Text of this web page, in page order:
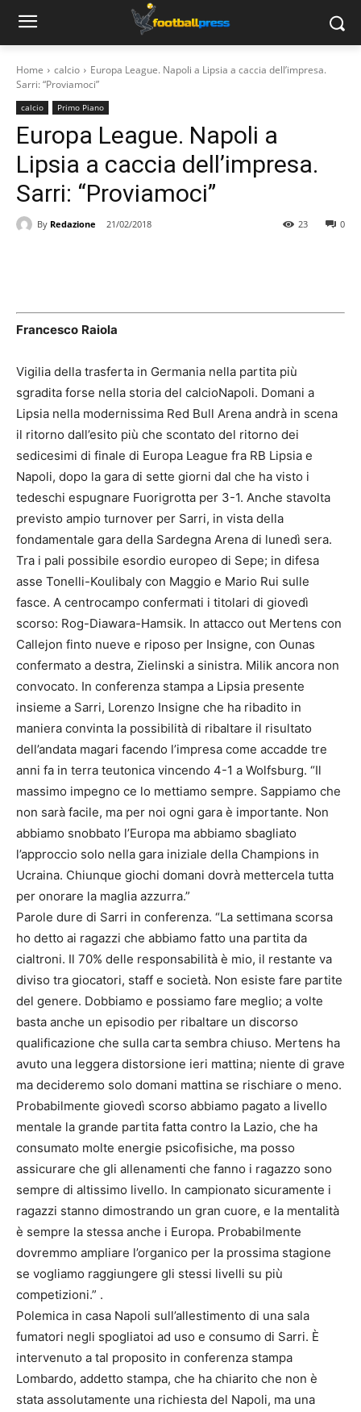
Home calcio
Europa League. Napoli a Lipsia a caccia dell’impresa.
Sarri: “Proviamoci”
calcio Primo Piano
Europa League. Napoli a
Lipsia a caccia dell’impresa.
Sarri: “Proviamoci”
By Redazione 21/02/2018 0
23
Francesco Raiola
Vigilia della trasferta in Germania nella partita più
sgradita forse nella storia del calcioNapoli. Domani a
Lipsia nella modernissima Red Bull Arena andrà in scena
il ritorno dall’esito più che scontato del ritorno dei
sedicesimi di finale di Europa League fra RB Lipsia e
Napoli, dopo la gara di sette giorni dal che ha visto i
tedeschi espugnare Fuorigrotta per 3-1. Anche stavolta
previsto ampio turnover per Sarri, in vista della
fondamentale gara della Sardegna Arena di lunedì sera.
Tra i pali possibile esordio europeo di Sepe; in difesa
asse Tonelli-Koulibaly con Maggio e Mario Rui sulle
fasce. A centrocampo confermati i titolari di giovedì
scorso: Rog-Diawara-Hamsik. In attacco out Mertens con
Callejon finto nueve e riposo per Insigne, con Ounas
confermato a destra, Zielinski a sinistra. Milik ancora non
convocato. In conferenza stampa a Lipsia presente
insieme a Sarri, Lorenzo Insigne che ha ribadito in
maniera convinta la possibilità di ribaltare il risultato
dell’andata magari facendo l’impresa come accadde tre
anni fa in terra teutonica vincendo 4-1 a Wolfsburg. “Il
massimo impegno ce lo mettiamo sempre. Sappiamo che
non sarà facile, ma per noi ogni gara è importante. Non
abbiamo snobbato l’Europa ma abbiamo sbagliato
l’approccio solo nella gara iniziale della Champions in
Ucraina. Chiunque giochi domani dovrà mettercela tutta
per onorare la maglia azzurra.”
Parole dure di Sarri in conferenza. “La settimana scorsa
ho detto ai ragazzi che abbiamo fatto una partita da
cialtroni. Il 70% delle responsabilità è mio, il restante va
diviso tra giocatori, staff e società. Non esiste fare partite
del genere. Dobbiamo e possiamo fare meglio; a volte
basta anche un episodio per ribaltare un discorso
qualificazione che sulla carta sembra chiuso. Mertens ha
avuto una leggera distorsione ieri mattina; niente di grave
ma decideremo solo domani mattina se rischiare o meno.
Probabilmente giovedì scorso abbiamo pagato a livello
mentale la grande partita fatta contro la Lazio, che ha
consumato molte energie psicofisiche, ma posso
assicurare che gli allenamenti che fanno i ragazzo sono
sempre di altissimo livello. In campionato sicuramente i
ragazzi stanno dimostrando un gran cuore, e la mentalità
è sempre la stessa anche i Europa. Probabilmente
dovremmo ampliare l’organico per la prossima stagione
se vogliamo raggiungere gli stessi livelli su più
competizioni.” .
Polemica in casa Napoli sull’allestimento di una sala
fumatori negli spogliatoi ad uso e consumo di Sarri. È
intervenuto a tal proposito in conferenza stampa
Lombardo, addetto stampa, che ha chiarito che non è
stata assolutamente una richiesta del Napoli, ma una